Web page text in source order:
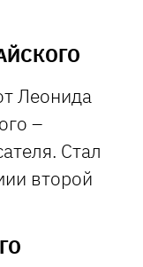
Леонида
–
Стал
второй